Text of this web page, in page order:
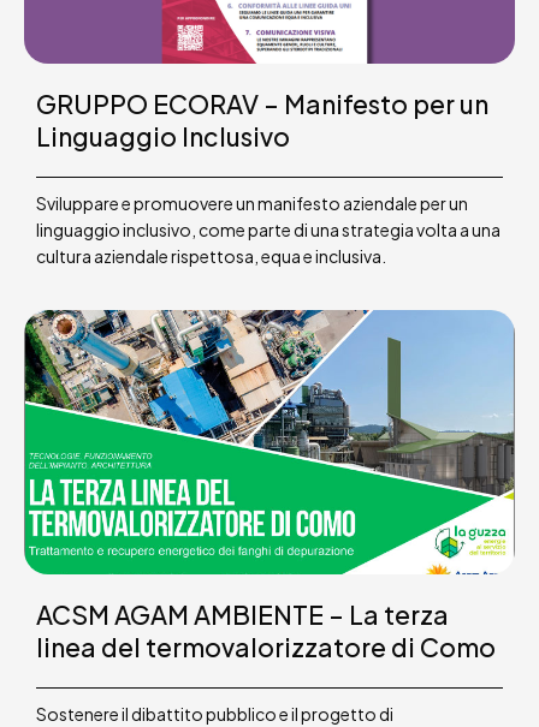
GRUPPO ECORAV – Manifesto per un
Linguaggio Inclusivo
Sviluppare e promuovere un manifesto aziendale per un
linguaggio inclusivo, come parte di una strategia volta a una
cultura aziendale rispettosa, equa e inclusiva.
ACSM AGAM AMBIENTE – La terza
linea del termovalorizzatore di Como
Sostenere il dibattito pubblico e il progetto di